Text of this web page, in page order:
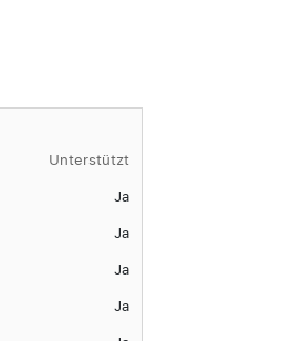
Unterstützt
Ja
Ja
Ja
Ja